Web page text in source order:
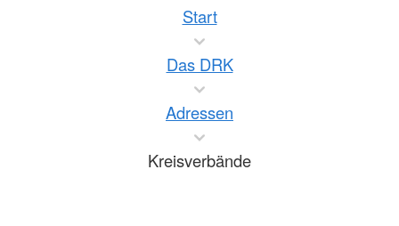
Start
Das DRK
Adressen
Kreisverbände